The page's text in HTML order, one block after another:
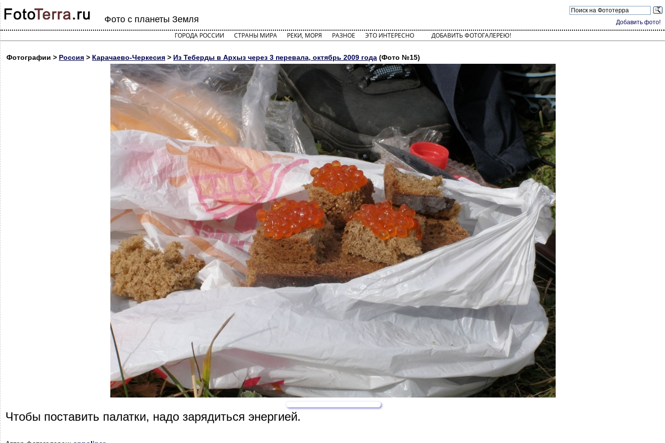
Добавить фото!
Фото с планеты Земля
ГОРОДА РОССИИ СТРАНЫ МИРА РЕКИ, МОРЯ РАЗНОЕ ЭТО ИНТЕРЕСНО ДОБАВИТЬ ФОТОГАЛЕРЕЮ!
Фотографии > Россия > Карачаево-Черкесия > Из Теберды в Архыз через 3 перевала, октябрь 2009 года (Фото №15)
Чтобы поставить палатки, надо зарядиться энергией.